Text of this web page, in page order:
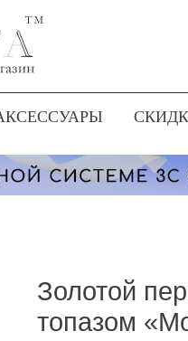
Золотой
топазом